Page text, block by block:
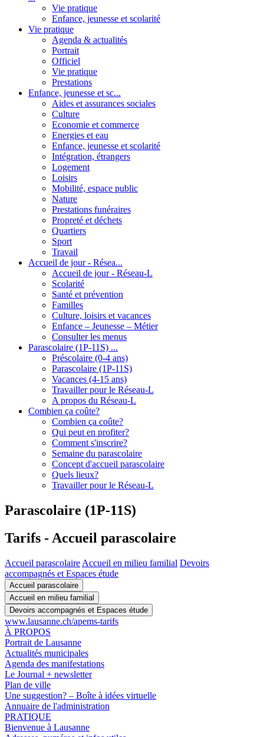
Vie pratique
Enfance, jeunesse et scolarité
Vie pratique
Agenda & actualités
Portrait
Officiel
Vie pratique
Prestations
Enfance, jeunesse et sc...
Aides et assurances sociales
Culture
Economie et commerce
Energies et eau
Enfance, jeunesse et scolarité
Intégration, étrangers
Logement
Loisirs
Mobilité, espace public
Nature
Prestations funéraires
Propreté et déchets
Quartiers
Sport
Travail
Accueil de jour - Résea...
Accueil de jour - Réseau-L
Scolarité
Santé et prévention
Familles
Culture, loisirs et vacances
Enfance – Jeunesse – Métier
Consulter les menus
Parascolaire (1P-11S) ...
Préscolaire (0-4 ans)
Parascolaire (1P-11S)
Vacances (4-15 ans)
Travailler pour le Réseau-L
A propos du Réseau-L
Combien ça coûte?
Combien ça coûte?
Qui peut en profiter?
Comment s'inscrire?
Semaine du parascolaire
Concept d'accueil parascolaire
Quels lieux?
Travailler pour le Réseau-L
Parascolaire (1P-11S)
Tarifs - Accueil parascolaire
Accueil parascolaire Accueil en milieu familial Devoirs
accompagnés et Espaces étude
Accueil parascolaire
Accueil en milieu familial
Devoirs accompagnés et Espaces étude
www.lausanne.ch/apems-tarifs
À PROPOS
Portrait de Lausanne
Actualités municipales
Agenda des manifestations
Le Journal + newsletter
Plan de ville
Une suggestion? – Boîte à idées virtuelle
Annuaire de l'administration
PRATIQUE
Bienvenue à Lausanne